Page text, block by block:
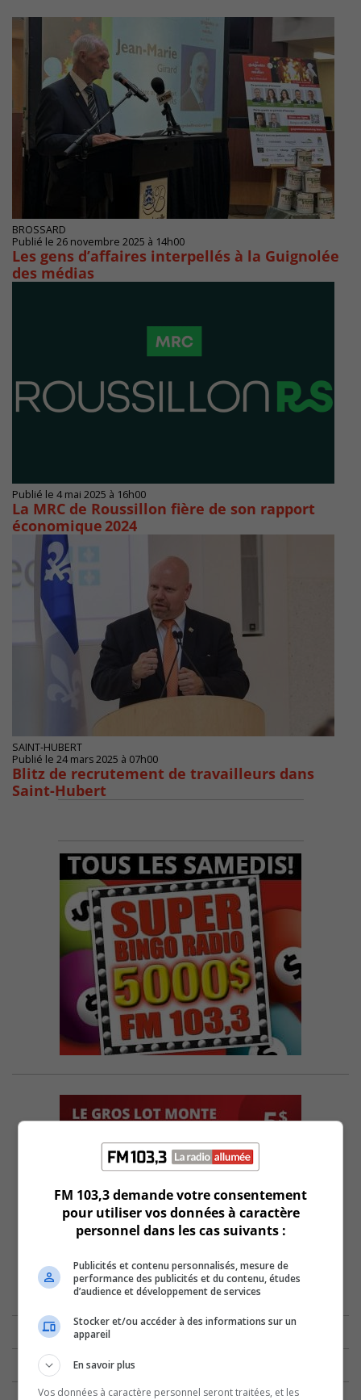
BROSSARD
Publié le 26 novembre 2025 à 14h00
Les gens d’affaires interpellés à la Guignolée
des médias
Publié le 4 mai 2025 à 16h00
La MRC de Roussillon fière de son rapport
économique 2024
SAINT-HUBERT
Publié le 24 mars 2025 à 07h00
Blitz de recrutement de travailleurs dans
Saint-Hubert
FM 103,3 demande votre consentement
pour utiliser vos données à caractère
personnel dans les cas suivants :
Publicités et contenu personnalisés, mesure de
performance des publicités et du contenu, études
d’audience et développement de services
Stocker et/ou accéder à des informations sur un
appareil
En savoir plus
Vos données à caractère personnel seront traitées, et les